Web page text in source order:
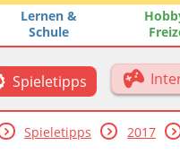
Lernen &
Schule
Spieletipps
Spieletipps 2017